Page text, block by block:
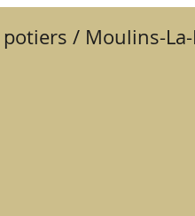
potiers / Moulins-